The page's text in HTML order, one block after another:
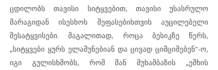
ცდილობს თავისი სიტყვებით, თავისი უსასრულო
მარაგიდან ისესხოს შეფასებისთვის აუცილებელი
შესატყვისები. მაგალითად, როცა ბესიკზე წერს,
„სიტყვები ყურს ელამუნებიან და ცივად ციმციმებენ“-ო,
იგი გულისხმობს, რომ მან მუხამბაზის „ეშხის